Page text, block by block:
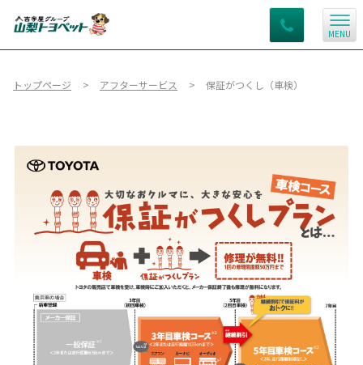
MENU
トップページ アフターサービス 保証がつくし（車検）